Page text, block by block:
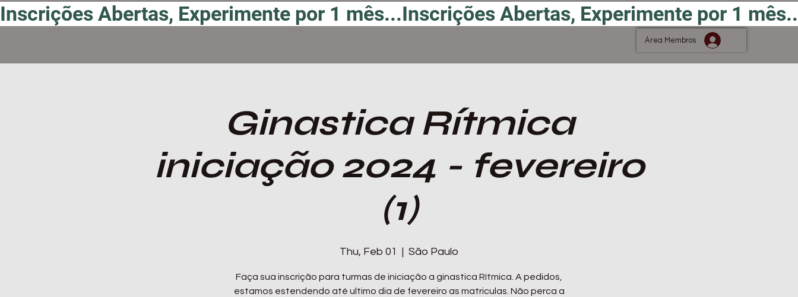
Inscrições Abertas, Experimente por 1 mês...
Área Membros
Ginastica Rítmica
iniciação 2024 - fevereiro
(1)
Thu, Feb 01
  |
São Paulo
Faça sua inscrição para turmas de iniciação a ginastica Rítmica. A pedidos,
estamos estendendo até ultimo dia de fevereiro as matriculas. Não perca a